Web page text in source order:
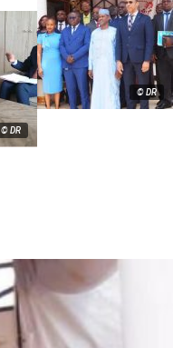
© DR
© DR